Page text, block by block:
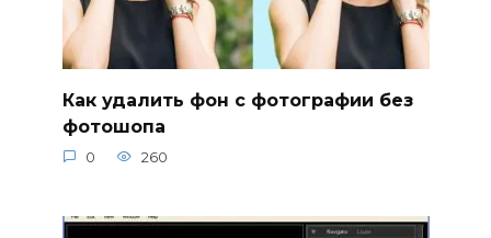
Как удалить фон с фотографии без
фотошопа
0 260